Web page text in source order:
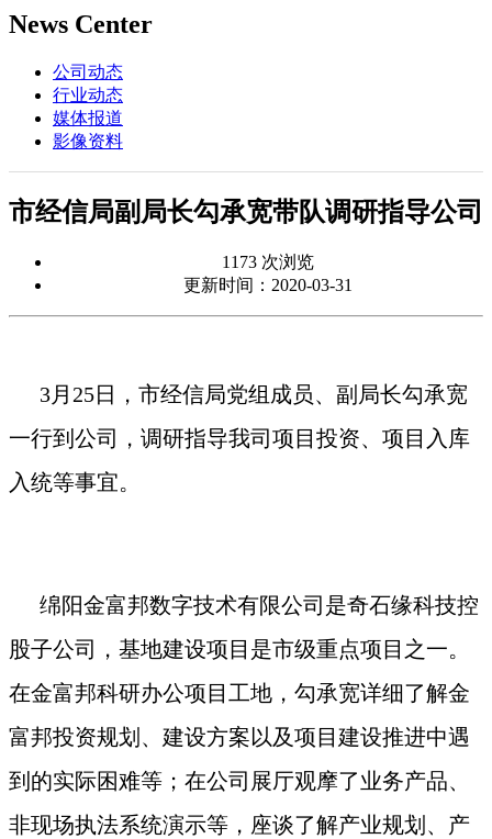
News Center
公司动态
行业动态
媒体报道
影像资料
市经信局副局长勾承宽带队调研指导公司
1173 次浏览
更新时间：2020-03-31
3月 25日，市经信局党组成员、副局长勾承宽
一行到公司，调研指导我司项目投资、项目入库
入统等事宜。
绵阳金富邦数字技术有限公司是奇石缘科技控
股子公司，基地建设项目是市级重点项目之一。
在金富邦科研办公项目工地，勾承宽详细了解金
富邦投资规划、建设方案以及项目建设推进中遇
到的实际困难等；在公司展厅观摩了业务产品、
非现场执法系统演示等，座谈了解产业规划、产